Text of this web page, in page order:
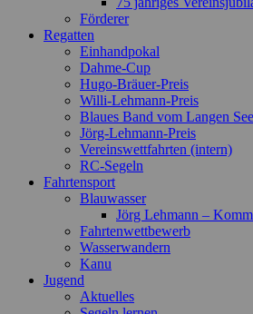
Förderer
Regatten
Einhandpokal
Dahme-Cup
Hugo-Bräuer-Preis
Willi-Lehmann-Preis
Blaues Band vom Langen See
Jörg-Lehmann-Preis
Vereinswettfahrten (intern)
RC-Segeln
Fahrtensport
Blauwasser
Jörg Lehmann –
Fahrtenwettbewerb
Wasserwandern
Kanu
Jugend
Aktuelles